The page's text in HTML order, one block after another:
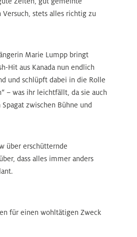
Versuch, stets alles richtig zu
Marie Lumpp bringt
Hit aus Kanada nun endlich
und schlüpft dabei in die Rolle
– was ihr leichtfällt, da sie auch
zwischen Bühne und
über erschütternde
dass alles immer anders
für einen wohltätigen Zweck